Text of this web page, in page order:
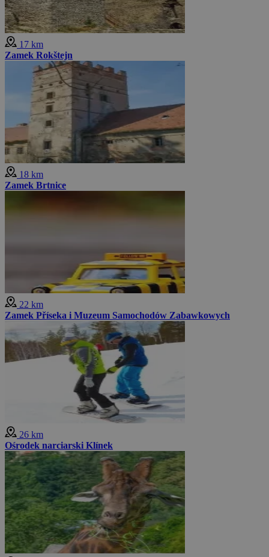
17 km
Zamek Rokštejn
18 km
Zamek Brtnice
22 km
Zamek Příseka i Muzeum Samochodów Zabawkowych
26 km
Ośrodek narciarski Klínek